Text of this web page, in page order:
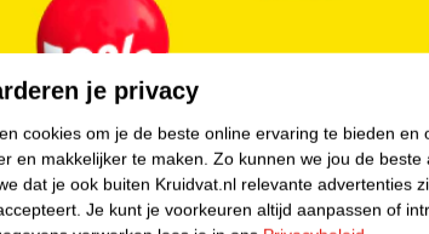
je privacy
cookies om je de beste online ervaring te bieden en
en makkelijker te maken. Zo kunnen we jou de beste
dat je ook buiten Kruidvat.nl relevante advertenties
Je kunt je voorkeuren altijd aanpassen of